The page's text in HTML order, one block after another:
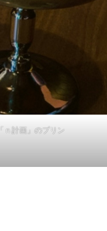
「ｎ計画」のプリン